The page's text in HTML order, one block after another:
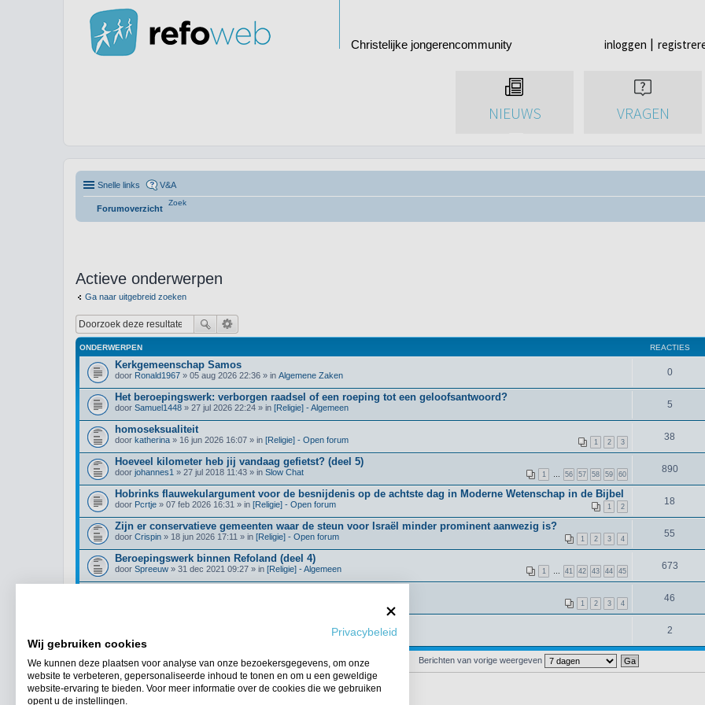
Christelijke jongerencommunity inloggen
NIEUWS VRAGEN
Snelle links V&A
Forumoverzicht
Zoek
Actieve onderwerpen
Ga naar uitgebreid zoeken
ONDERWERPEN REACTIES
Kerkgemeenschap Samos
door Ronald1967 » 05 aug 2026 22:36 » in Algemene Zaken 0
Het beroepingswerk: verborgen raadsel of een roeping tot een geloofsantwoord?
door Samuel1448 » 27 jul 2026 22:24 » in [Religie] - Algemeen 5
homoseksualiteit
1 2 3
door katherina » 16 jun 2026 16:07 » in [Religie] - Open forum 38
Hoeveel kilometer heb jij vandaag gefietst? (deel 5)
1 … 56 57 58 59 60
door johannes1 » 27 jul 2018 11:43 » in Slow Chat 890
Hobrinks flauwekulargument voor de besnijdenis op de achtste dag in Moderne Wetenschap in de Bijbel
1 2
door Pcrtje » 07 feb 2026 16:31 » in [Religie] - Open forum 18
Zijn er conservatieve gemeenten waar de steun voor Israël minder prominent aanwezig is?
1 2 3 4
door Crispin » 18 jun 2026 17:11 » in [Religie] - Open forum 55
Beroepingswerk binnen Refoland (deel 4)
1 … 41 42 43 44 45
door Spreeuw » 31 dec 2021 09:27 » in [Religie] - Algemeen 673
1 2 3 4 46
Algemene Zaken 2
Berichten van vorige weergeven
Ga naar uitgebreid zoeken
Privacybeleid
Wij gebruiken cookies
We kunnen deze plaatsen voor analyse van onze bezoekersgegevens, om onze
website te verbeteren, gepersonaliseerde inhoud te tonen en om u een geweldige
website-ervaring te bieden. Voor meer informatie over de cookies die we gebruiken
opent u de instellingen.